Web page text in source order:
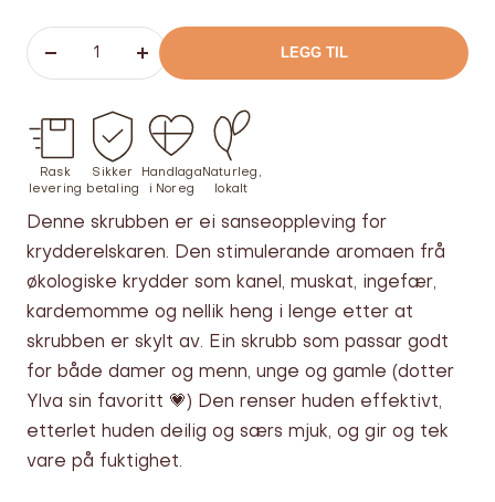
Øk
LEGG TIL
Rask
levering
Sikker
betaling
Handlaga
i Noreg
Naturleg,
lokalt
Denne skrubben er ei sanseoppleving for
krydderelskaren. Den stimulerande aromaen frå
økologiske krydder som kanel, muskat, ingefær,
kardemomme og nellik heng i lenge etter at
skrubben er skylt av. Ein skrubb som passar godt
for både damer og menn, unge og gamle (dotter
Ylva sin favoritt 💗) Den renser huden effektivt,
etterlet huden deilig og særs mjuk, og gir og tek
vare på fuktighet.